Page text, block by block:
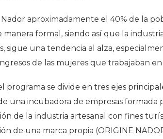
aproximadamente el 40% de la
manera formal, siendo así que la
sigue una tendencia al alza,
de las mujeres que trabajaban en
programa se divide en tres ejes
una incubadora de empresas
de la industria artesanal con fines
de una marca propia (ORIGINE